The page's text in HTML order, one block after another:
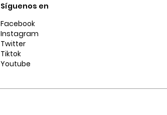
Síguenos en
Facebook
Instagram
Twitter
Tiktok
Youtube